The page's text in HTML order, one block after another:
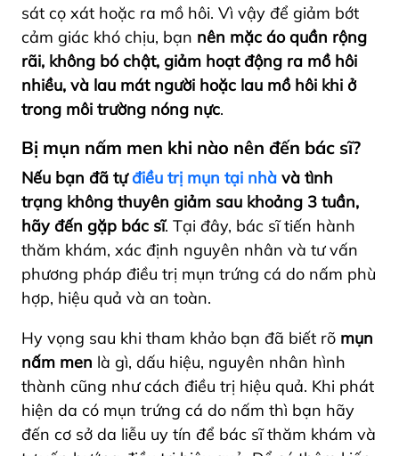
sát cọ xát hoặc ra mồ hôi. Vì vậy để giảm bớt
cảm giác khó chịu, bạn nên mặc áo quần rộng
rãi, không bó chật, giảm hoạt động ra mồ hôi
nhiều, và lau mát người hoặc lau mồ hôi khi ở
trong môi trường nóng nực.
Bị mụn nấm men khi nào nên đến bác sĩ?
Nếu bạn đã tựđiều trị mụn tại nhà và tình
trạng không thuyên giảm sau khoảng 3 tuần,
hãy đến gặp bác sĩ. Tại đây, bác sĩ tiến hành
thăm khám, xác định nguyên nhân và tư vấn
phương pháp điều trị mụn trứng cá do nấm phù
hợp, hiệu quả và an toàn.
Hy vọng sau khi tham khảo bạn đã biết rõ mụn
nấm men là gì, dấu hiệu, nguyên nhân hình
thành cũng như cách điều trị hiệu quả. Khi phát
hiện da có mụn trứng cá do nấm thì bạn hãy
đến cơ sở da liễu uy tín để bác sĩ thăm khám và